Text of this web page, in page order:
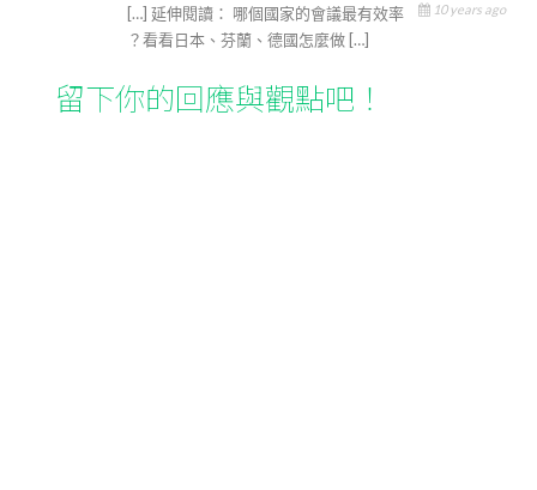
10 years ago
[…] 延伸閱讀： 哪個國家的會議最有效率
？看看日本、芬蘭、德國怎麼做 […]
留下你的回應與觀點吧！